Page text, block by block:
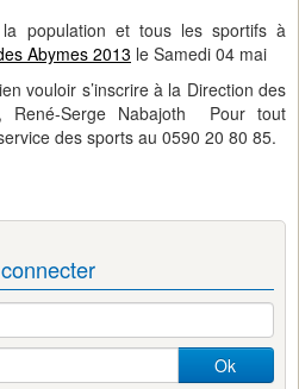
population et tous les sportifs à
Abymes 2013 le Samedi 04 mai
vouloir s’inscrire à la Direction des
René-Serge Nabajoth Pour tout
des sports au 0590 20 80 85.
Ok